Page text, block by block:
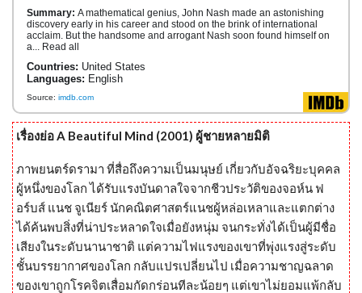
Summary: A mathematical genius, John Nash made an astonishing
discovery early in his career and stood on the brink of international
acclaim. But the handsome and arrogant Nash soon found himself on
a... Read all
Countries: United States
Languages: English
Source: imdb.com
เรื่องย่อ A Beautiful Mind (2001) ผู้ชายหลายมิติ
ภาพยนตร์ดรามา ที่สื่อถึงความเป็นมนุษย์ เกี่ยวกับอัจฉริยะบุคคล
ผู้หนึ่งของโลก ได้รับแรงบันดาลใจจากชีวประวัติของจอห์น ฟ
อร์บส์ แนช จูเนียร์ นักคณิตศาสตร์แนชผู้หล่อเหลาและแตกต่าง
ได้ค้นพบสิ่งที่น่าประหลาดใจเมื่อยังหนุ่ม จนกระทั่งได้เป็นผู้มีชื่อ
เสียงในระดับนานาชาติ แต่ความไฟแรงของเขาที่พุ่งแรงสู่ระดับ
ชั้นบรรยากาศของโลก กลับแปรเปลี่ยนไป เมื่อความชาญฉลาด
ของเขาถูกโรคจิตเสื่อมกัดกร่อนทีละน้อยๆ แต่เขาไม่ยอมแพ้กลับ